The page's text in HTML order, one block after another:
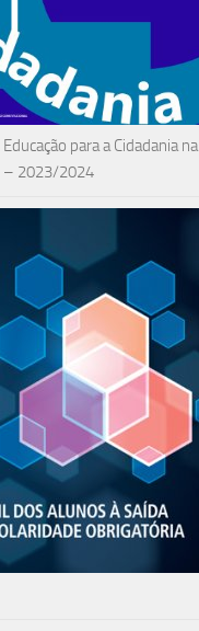
para a Cidadania na
– 2023/2024